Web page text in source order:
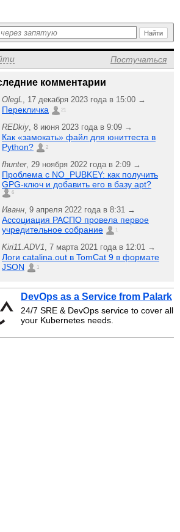
Постучаться
комментарии
OlegL, 17 декабря 2023 года в 15:00 →
Перекличка 21
REDkiy, 8 июня 2023 года в 9:09 →
Как «замокать» файл для юниттеста в
Python?
2
fhunter, 29 ноября 2022 года в 2:09 →
Проблема с NO_PUBKEY: как получить
GPG-ключ и добавить его в базу apt?
6
Иванн, 9 апреля 2022 года в 8:31 →
Ассоциация РАСПО провела первое
учредительное собрание
1
Kiri11.ADV1, 7 марта 2021 года в 12:01 →
Логи catalina.out в TomCat 9 в формате
JSON
1
DevOps as a Service from Palark
24/7 SRE & DevOps service to cover all
your Kubernetes needs.